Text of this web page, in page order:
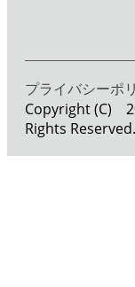
プライバシーポ
Copyright (C)
Rights Reserved.